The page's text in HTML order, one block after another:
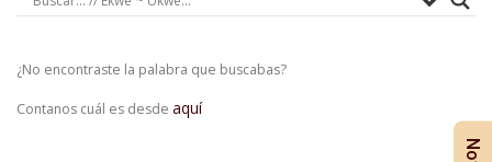
¿No encontraste la palabra que buscabas?
Contanos cuál es desde aquí